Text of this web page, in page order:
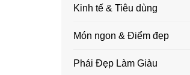
Kinh tế & Tiêu dùng
Món ngon & Điểm đẹp
Phái Đẹp Làm Giàu